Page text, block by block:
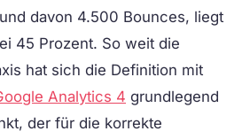
davon 4.500 Bounces, liegt
45 Prozent. So weit die
hat sich die Definition mit
Analytics 4 grundlegend
der für die korrekte